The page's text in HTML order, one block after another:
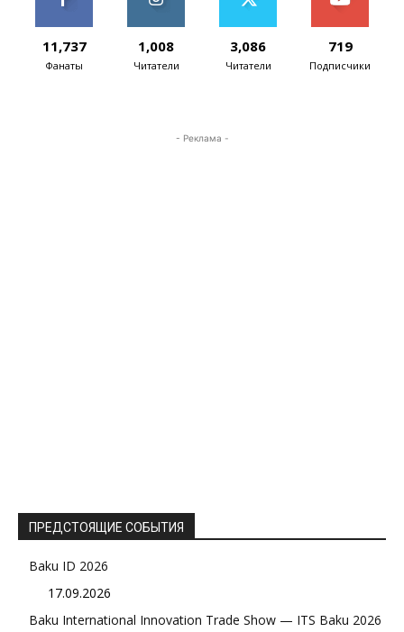
11,737
Фанаты
1,008
Читатели
3,086
Читатели
719
Подписчики
- Реклама -
ПРЕДСТОЯЩИЕ СОБЫТИЯ
Baku ID 2026
17.09.2026
Baku International Innovation Trade Show — ITS Baku 2026